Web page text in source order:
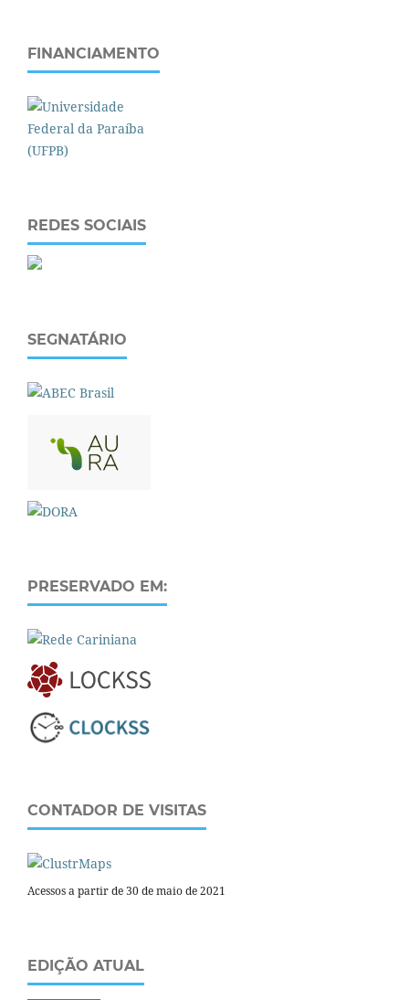
FINANCIAMENTO
REDES SOCIAIS
SEGNATÁRIO
PRESERVADO EM:
CONTADOR DE VISITAS
Acessos a partir de 30 de maio de 2021
EDIÇÃO ATUAL